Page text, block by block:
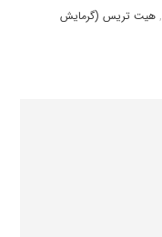
,هیت تریس (گرمایش